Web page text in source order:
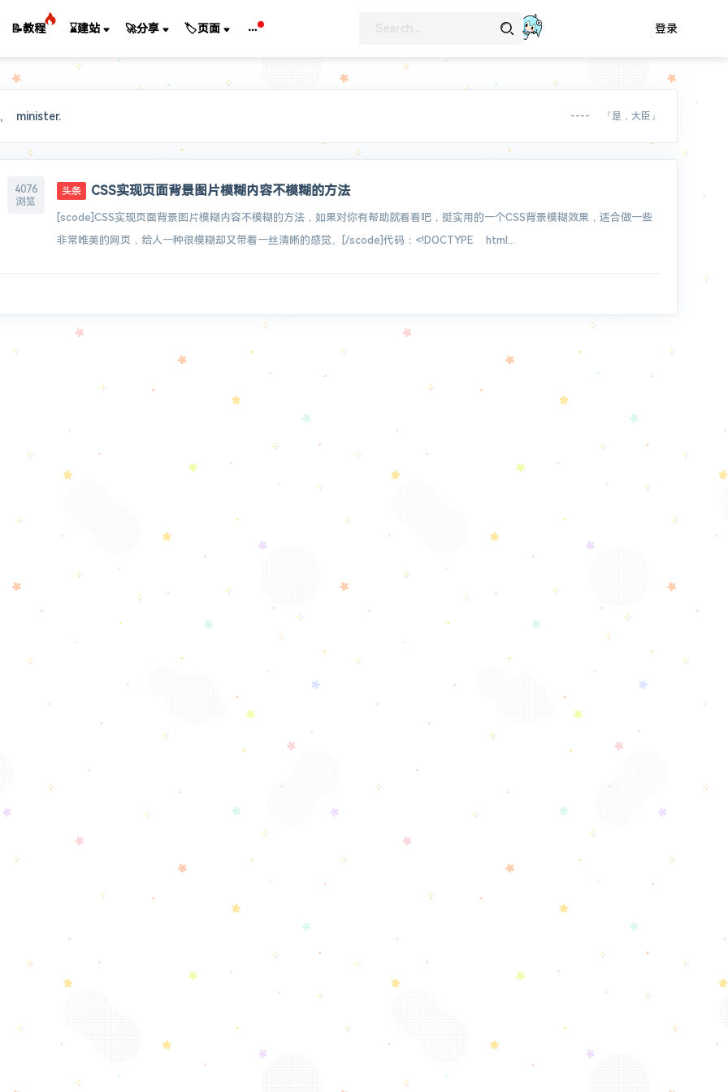
📝教程 ⌛建站 🚀分享 🏷️页面 登录
minister. ---- 『是，大臣』
4076
浏览
头条 CSS实现页面背景图片模糊内容不模糊的方法
[scode]CSS实现页面背景图片模糊内容不模糊的方法，如果对你有帮助就看看吧，挺实用的一个CSS背景模糊效果，适合做一些
非常唯美的网页，给人一种很模糊却又带着一丝清晰的感觉。[/scode]代码：<!DOCTYPE html...